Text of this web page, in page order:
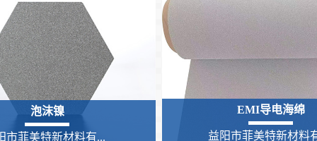
泡沫镍
市菲美特新材料有...
EMI导电海绵
益阳市菲美特新材料